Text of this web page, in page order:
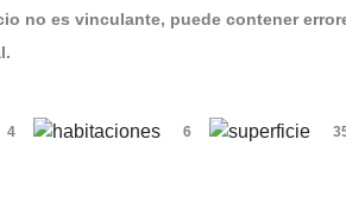
no es vinculante, puede contener
4 6